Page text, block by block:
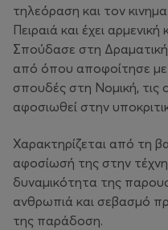
τηλεόραση και τον
Πειραιά και έχει
Σπούδασε στη
από όπου αποφοίτησε με
σπουδές στη Νομική, τις
αφοσιωθεί στην
Χαρακτηρίζεται από τη
αφοσίωσή της στην
δυναμικότητα της
ανθρωπιά και σεβασμό
της παράδοση.